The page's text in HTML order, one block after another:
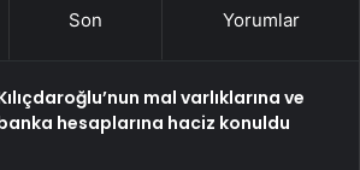
Son Yorumlar
mal varlıklarına ve
hesaplarına haciz konuldu